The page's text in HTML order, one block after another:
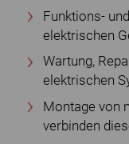
Funktions-
elektrischen
Wartung,
elektrischen
Montage von
verbinden